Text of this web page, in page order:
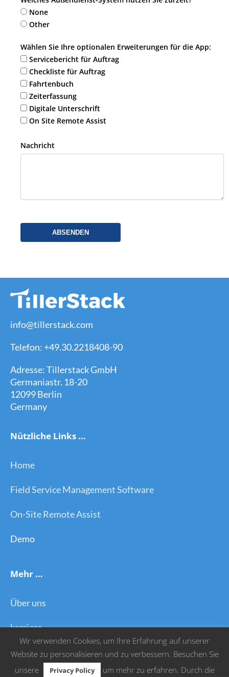
None
Other
Wählen Sie Ihre optionalen Erweiterungen für die App:
Servicebericht für Auftrag
Checkliste für Auftrag
Fahrtenbuch
Zeiterfassung
Digitale Unterschrift
On Site Remote Assist
Nachricht
info@tillerstack.com
Telefon: +49.30.2218408-90
Adresse: Tillerstack GmbH
Germaniastr. 18-20
12099 Berlin
Germany
Nützliche Links …
Home
Field Service Management Software
On-Site Remote Assist
Demo
Mehr …
Über uns
karriere
Datenschutzerklärung
Wir verwenden Cookies, um Ihre Erfahrung auf unserer
Website zu personalisieren und zu verbessern. Besuchen Sie
unsere
Privacy Policy um mehr zu erfahren. Durch die